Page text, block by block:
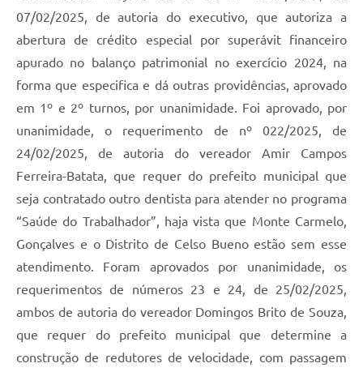
07/02/2025, de autoria do executivo, que autoriza a
abertura de crédito especial por superávit financeiro
apurado no balanço patrimonial no exercício 2024, na
forma que especifica e dá outras providências, aprovado
em 1º e 2º turnos, por unanimidade. Foi aprovado, por
unanimidade, o requerimento de nº 022/2025, de
24/02/2025, de autoria do vereador Amir Campos
Ferreira-Batata, que requer do prefeito municipal que
seja contratado outro dentista para atender no programa
“Saúde do Trabalhador”, haja vista que Monte Carmelo,
Gonçalves e o Distrito de Celso Bueno estão sem esse
atendimento. Foram aprovados por unanimidade, os
requerimentos de números 23 e 24, de 25/02/2025,
ambos de autoria do vereador Domingos Brito de Souza,
que requer do prefeito municipal que determine a
construção de redutores de velocidade, com passagem